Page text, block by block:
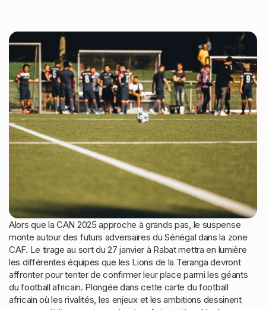
Alors que la CAN 2025 approche à grands pas, le suspense
monte autour des futurs adversaires du Sénégal dans la zone
CAF. Le tirage au sort du 27 janvier à Rabat mettra en lumière
les différentes équipes que les Lions de la Teranga devront
affronter pour tenter de confirmer leur place parmi les géants
du football africain. Plongée dans cette carte du football
africain où les rivalités, les enjeux et les ambitions dessinent